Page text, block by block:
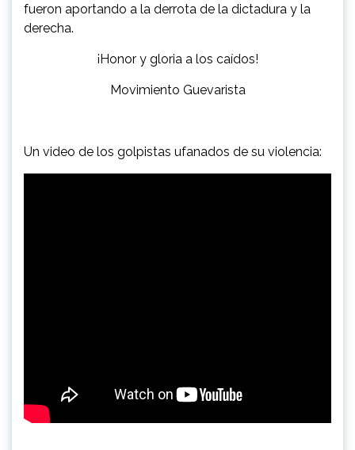
fueron aportando a la derrota de la dictadura y la
derecha.
¡Honor y gloria a los caídos!
Movimiento Guevarista
Un video de los golpistas ufanados de su violencia: